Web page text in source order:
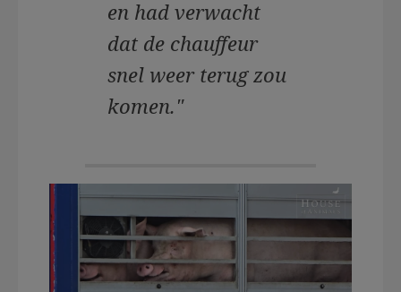
en had verwacht
dat de chauffeur
snel weer terug zou
komen."